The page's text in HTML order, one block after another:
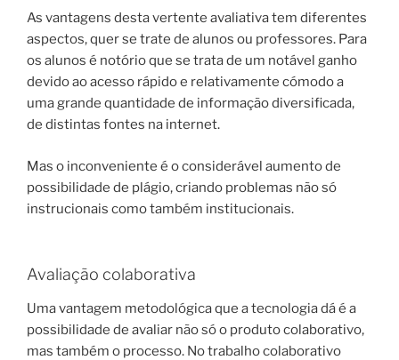
As vantagens desta vertente avaliativa tem diferentes
aspectos, quer se trate de alunos ou professores. Para
os alunos é notório que se trata de um notável ganho
devido ao acesso rápido e relativamente cómodo a
uma grande quantidade de informação diversificada,
de distintas fontes na internet.
Mas o inconveniente é o considerável aumento de
possibilidade de plágio, criando problemas não só
instrucionais como também institucionais.
Avaliação colaborativa
Uma vantagem metodológica que a tecnologia dá é a
possibilidade de avaliar não só o produto colaborativo,
mas também o processo. No trabalho colaborativo